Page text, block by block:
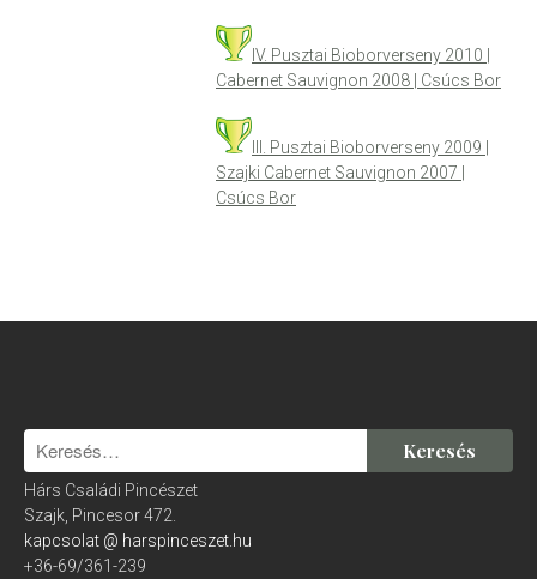
Webáruház
Kosár
Pénztár
Segítség
IV. Pusztai Bioborverseny 2010 |
Cabernet Sauvignon 2008 | Csúcs Bor
III. Pusztai Bioborverseny 2009 |
Szajki Cabernet Sauvignon 2007 |
Csúcs Bor
Hárs Családi Pincészet
Szajk, Pincesor 472.
kapcsolat @ harspinceszet.hu
+36-69/361-239